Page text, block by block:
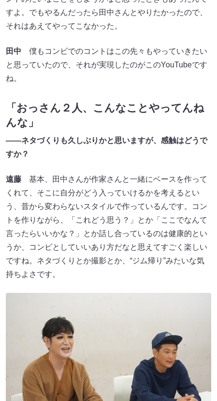
すよ。でもやるんだったら田中さんとやりたかったので、
それはあえてやってこなかった。
田中 僕もコンビでのコントはこの先々もやっていきたい
と思っていたので、それが実現したのがこのYouTubeです
ね。
「おっさん２人、こんなことやってんね
んな」
——ネタづくりも久しぶりかと思いますが、感触はどうで
すか？
遠藤 基本、田中さんが作家さんと一緒にベースを作って
くれて、そこに自分がどう入っていけるかを考えるとい
う、昔から変わらないスタイルで作っているんです。コン
トを作りながら、「これどう思う？」とか「ここでなんて
言ったらいいかな？」とか話し合っているのは健康的とい
うか、コンビとしていいあり方だなと思えてすごく楽しい
ですね。ネタづくりとか撮影とか、“ジム帰り”みたいな気
持ちよさです。